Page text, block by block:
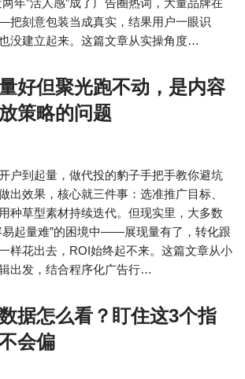
年”活人感”成了广告圈热词，大量品牌在
刻意包装当成真实，结果用户一眼识
没建立起来。这篇文章从实操角度…
好但聚光跑不动，是内容
策略的问题
户到起量，做代投的豹子手把手教你避坑
出效果，核心就三件事：选准推广目标、
种草型素材持续迭代。但现实里，大多数
易起量难”的困境中——展现量有了，转化跟
样花出去，ROI始终起不来。这篇文章从小
出发，结合程序化广告行…
据怎么看？盯住这3个指
会偏